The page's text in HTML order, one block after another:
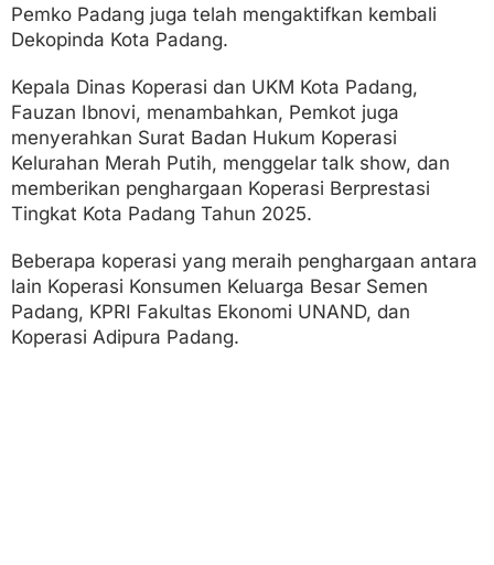
Pemko Padang juga telah mengaktifkan kembali
Dekopinda Kota Padang.
Kepala Dinas Koperasi dan UKM Kota Padang,
Fauzan Ibnovi, menambahkan, Pemkot juga
menyerahkan Surat Badan Hukum Koperasi
Kelurahan Merah Putih, menggelar talk show, dan
memberikan penghargaan Koperasi Berprestasi
Tingkat Kota Padang Tahun 2025.
Beberapa koperasi yang meraih penghargaan antara
lain Koperasi Konsumen Keluarga Besar Semen
Padang, KPRI Fakultas Ekonomi UNAND, dan
Koperasi Adipura Padang.